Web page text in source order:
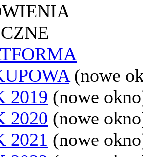
(nowe
2019 (nowe
2020 (nowe
2021 (nowe